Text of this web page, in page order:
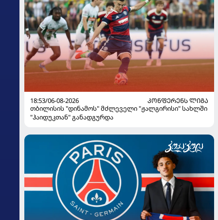
18:53/06-08-2026
ᲙᲝᲜᲤᲔᲠᲔᲜᲡ ᲚᲘᲒᲐ
თბილისის "დინამოს" მძლეველი "ჟალგირისი" სახლში
"ჰაიდუკთან" განადგურდა